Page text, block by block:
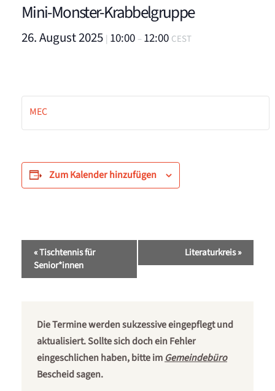
Mini-Monster-Krabbelgruppe
26. August 2025 | 10:00 –12:00 CEST
MEC
Zum Kalender hinzufügen
Veranstaltung-
Navigation
«Tischtennis für
Senior*innen
Literaturkreis»
Die Termine werden sukzessive eingepflegt und
aktualisiert. Sollte sich doch ein Fehler
eingeschlichen haben, bitte im Gemeindebüro
Bescheid sagen.